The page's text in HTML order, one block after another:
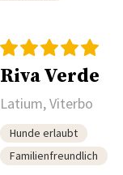
Riva Verde
Latium, Viterbo
Hunde erlaubt
Familienfreundlich